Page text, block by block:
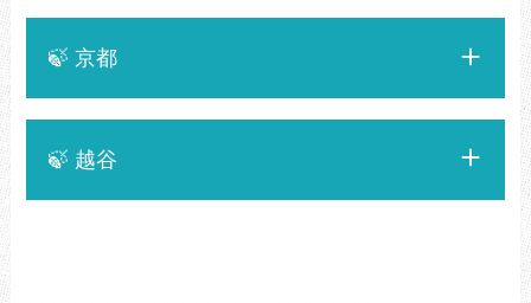
🍃 京都
🍃 越谷